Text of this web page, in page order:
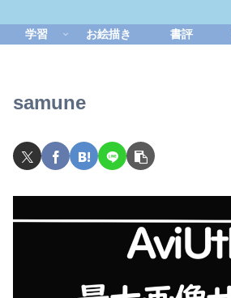
学習 お絵描き 書評
samune